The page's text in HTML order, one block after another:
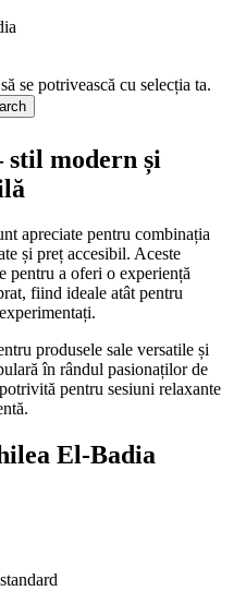
se potrivească cu selecția ta.
stil modern și
apreciate pentru combinația
și preț accesibil. Aceste
pentru a oferi o experiență
fiind ideale atât pentru
produsele sale versatile și
în rândul pasionaților de
pentru sesiuni relaxante
El-Badia